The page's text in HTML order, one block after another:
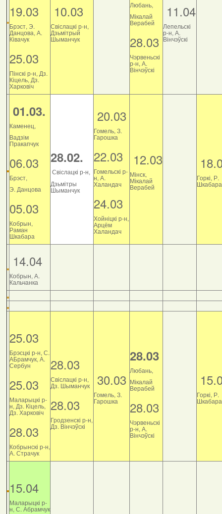
19.03
Брэст, Э.
Данцова, А.
Ківачук
25.03
Пінскі р-н, Дз.
Кіцель, Дз.
Харковіч
10.03
Свіслацкі р-н,
Дзьмітрый
Шыманчук
Любань,
Мікалай
Верабей
28.03
Чэрвеньскі
р-н, А.
Вінчэўскі
11.04
Лепельскі
р-н, А.
Вінчэўскі
01.03.
Каменец,
Вадзім
Пракапчук
06.03
Брэст,
Э. Данцова
05.03
Кобрын,
Раман
Шкабара
28.02.
Свіслацкі р-н,
Дзьмітры
Шыманчук
20.03
Гомель, З.
Гарошка
22.03
Гомельскі р-
н, А.
Халандач
24.03
Хойніцкі р-н,
Арцём
Халандач
12.03
Мінск,
Мікалай
Верабей
Горкі, Р.
Шкабара
14.04
Кобрын, А.
Кальчанка
25.03
Брэсцкі р-н, С.
АБрамчук, А.
Сербун
25.03
Маларыцкі р-
н, Дз. Кіцель,
Дз. Харковіч
28.03
Кобрынскі р-н,
А. Страчук
28.03
Свіслацкі р-н,
Дз. Шыманчук
28.03
Гродзенскі р-н,
Дз. Вінчэўскі
30.03
Гомель, З.
Гарошка
28.03
Любань,
Мікалай
Верабей
28.03
Чэрвеньскі
р-н, А.
Вінчэўскі
Горкі, Р.
Шкабара
15.04
Маларыцкі р-
н, С. Абрамчук